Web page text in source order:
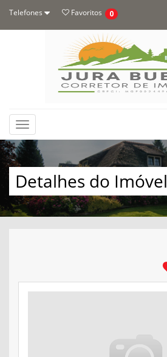
Telefones Favoritos 0
Toggle
navigation
Detalhes do Imóvel